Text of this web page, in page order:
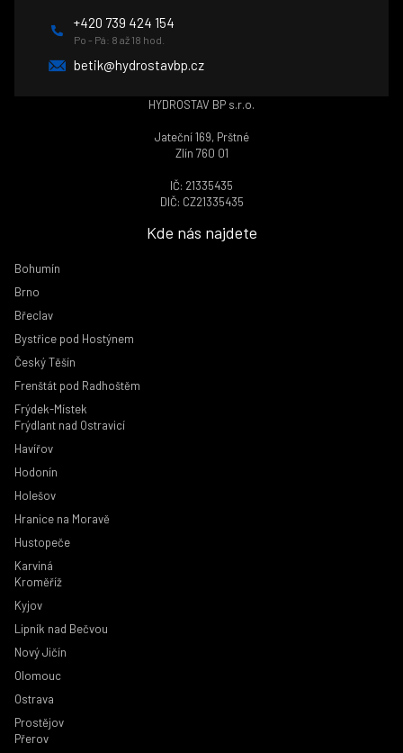
+420 739 424 154
Po - Pá: 8 až 18 hod.
betik@hydrostavbp.cz
HYDROSTAV BP s.r.o.
Jateční 169, Prštné
Zlín 760 01
IČ: 21335435
DIČ: CZ21335435
Kde nás najdete
Bohumín
Brno
Břeclav
Bystřice pod Hostýnem
Český Těšín
Frenštát pod Radhoštěm
Frýdek-Místek
Frýdlant nad Ostravicí
Havířov
Hodonín
Holešov
Hranice na Moravě
Hustopeče
Karviná
Kroměříž
Kyjov
Lipník nad Bečvou
Nový Jičín
Olomouc
Ostrava
Prostějov
Přerov